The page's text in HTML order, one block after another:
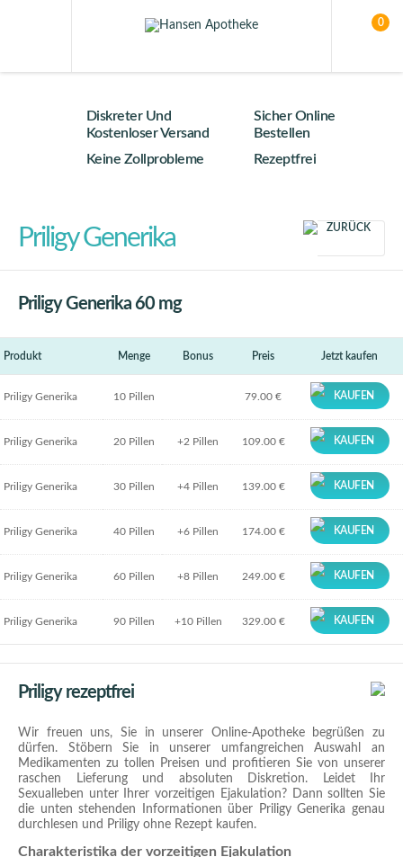
0
Diskreter Und
Kostenloser Versand
Keine Zollprobleme
Sicher Online
Bestellen
Rezeptfrei
ZURÜCK
Priligy Generika
Priligy Generika 60 mg
Produkt Menge Bonus Preis Jetzt kaufen
Priligy Generika 10 Pillen 79.00 € KAUFEN
Priligy Generika 20 Pillen +2 Pillen 109.00 € KAUFEN
Priligy Generika 30 Pillen +4 Pillen 139.00 € KAUFEN
Priligy Generika 40 Pillen +6 Pillen 174.00 € KAUFEN
Priligy Generika 60 Pillen +8 Pillen 249.00 € KAUFEN
Priligy Generika 90 Pillen +10 Pillen 329.00 € KAUFEN
Priligy rezeptfrei
Wir freuen uns, Sie in unserer Online-Apotheke begrüßen zu
dürfen. Stöbern Sie in unserer umfangreichen Auswahl an
Medikamenten zu tollen Preisen und profitieren Sie von unserer
raschen Lieferung und absoluten Diskretion. Leidet Ihr
Sexualleben unter Ihrer vorzeitigen Ejakulation? Dann sollten Sie
die unten stehenden Informationen über Priligy Generika genau
durchlesen und Priligy ohne Rezept kaufen.
Charakteristika der vorzeitigen Ejakulation